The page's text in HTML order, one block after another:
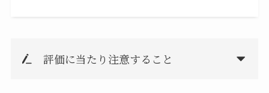
評価に当たり注意すること